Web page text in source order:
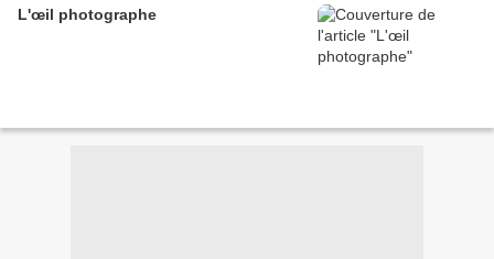
L'œil photographe